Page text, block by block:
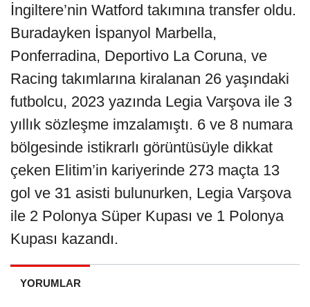
İngiltere’nin Watford takımına transfer oldu.
Buradayken İspanyol Marbella,
Ponferradina, Deportivo La Coruna, ve
Racing takımlarına kiralanan 26 yaşındaki
futbolcu, 2023 yazında Legia Varşova ile 3
yıllık sözleşme imzalamıştı. 6 ve 8 numara
bölgesinde istikrarlı görüntüsüyle dikkat
çeken Elitim’in kariyerinde 273 maçta 13
gol ve 31 asisti bulunurken, Legia Varşova
ile 2 Polonya Süper Kupası ve 1 Polonya
Kupası kazandı.
YORUMLAR